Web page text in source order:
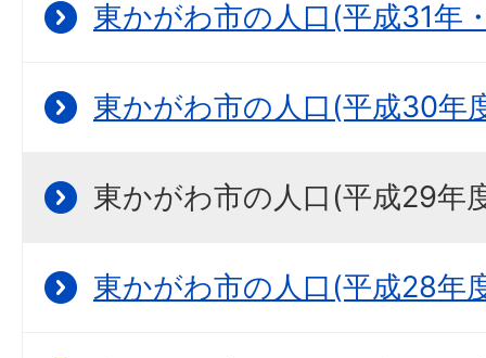
東かがわ市の人口(平成31年
東かがわ市の人口(平成30年
東かがわ市の人口(平成29年
東かがわ市の人口(平成28年